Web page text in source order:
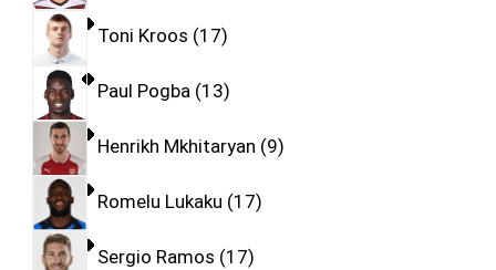
Toni Kroos 17
Paul Pogba 13
Henrikh Mkhitaryan 9
Romelu Lukaku 17
Sergio Ramos 17